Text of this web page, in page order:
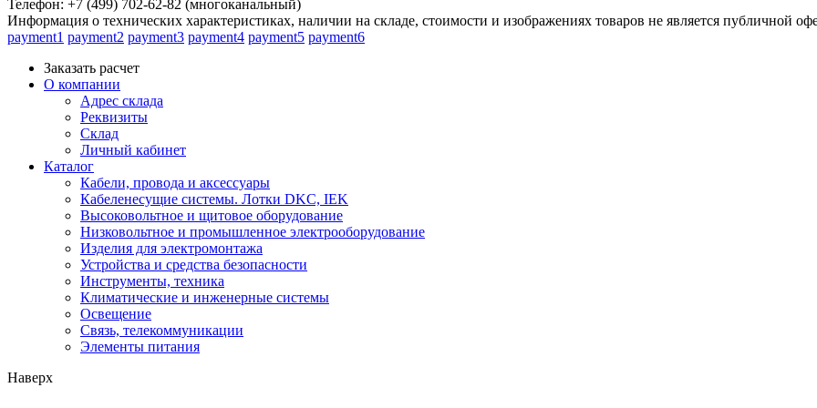
Телефон: +7 (499) 702-62-82 (многоканальный)
Информация о технических характеристиках, наличии на складе, стоимости и изображениях товаров не является публичной
payment1 payment2 payment3 payment4 payment5 payment6
Заказать расчет
О компании
Адрес склада
Реквизиты
Склад
Личный кабинет
Каталог
Кабели, провода и аксессуары
Кабеленесущие системы. Лотки DKC, IEK
Высоковольтное и щитовое оборудование
Низковольтное и промышленное электрооборудование
Изделия для электромонтажа
Устройства и средства безопасности
Инструменты, техника
Климатические и инженерные системы
Освещение
Связь, телекоммуникации
Элементы питания
Наверх